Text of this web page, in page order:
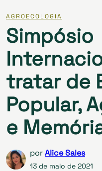
AGROECOLOGIA
Simpósio
tratar de
Popular,
e
porAlice Sales
13 de maio de 2021